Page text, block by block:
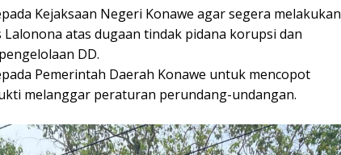
Kejaksaan Negeri Konawe agar segera melakukan
atas dugaan tindak pidana korupsi dan
DD.
Pemerintah Daerah Konawe untuk mencopot
melanggar peraturan perundang-undangan.